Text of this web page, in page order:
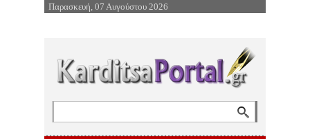
Επιστροφή στην Πλοήγηση
Παρασκευή, 07 Αυγούστου 2026